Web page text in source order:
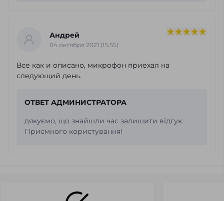
Андрей
04 октября 2021 (15:55)
Все как и описано, микрофон приехал на
следующий день.
ОТВЕТ АДМИНИСТРАТОРА
дякуємо, що знайшли час залишити відгук.
Приємного користування!